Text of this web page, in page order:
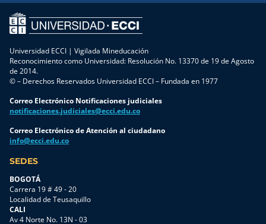
Universidad ECCI | Vigilada Mineducación
Reconocimiento como Universidad: Resolución No. 13370 de 19 de Agosto
de 2014.
© – Derechos Reservados Universidad ECCI – Fundada en 1977
Correo Electrónico Notificaciones judiciales
notificaciones.judiciales@ecci.edu.co
Correo Electrónico de Atención al ciudadano
info@ecci.edu.co
SEDES
BOGOTÁ
Carrera 19 # 49 - 20
Localidad de Teusaquillo
CALI
Av 4 Norte No. 13N - 03